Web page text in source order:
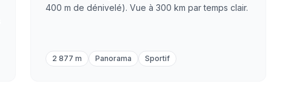
400 m de dénivelé). Vue à 300 km par temps clair.
2 877 m Panorama Sportif